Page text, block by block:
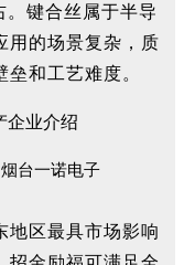
。键合丝属于半导
用的场景复杂，质
和工艺难度。
台一诺电子
地区最具市场影响